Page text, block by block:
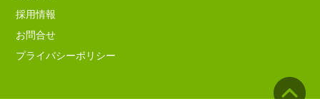
採用情報
お問合せ
プライバシーポリシー